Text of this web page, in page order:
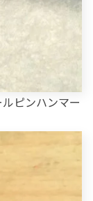
ピンハンマー